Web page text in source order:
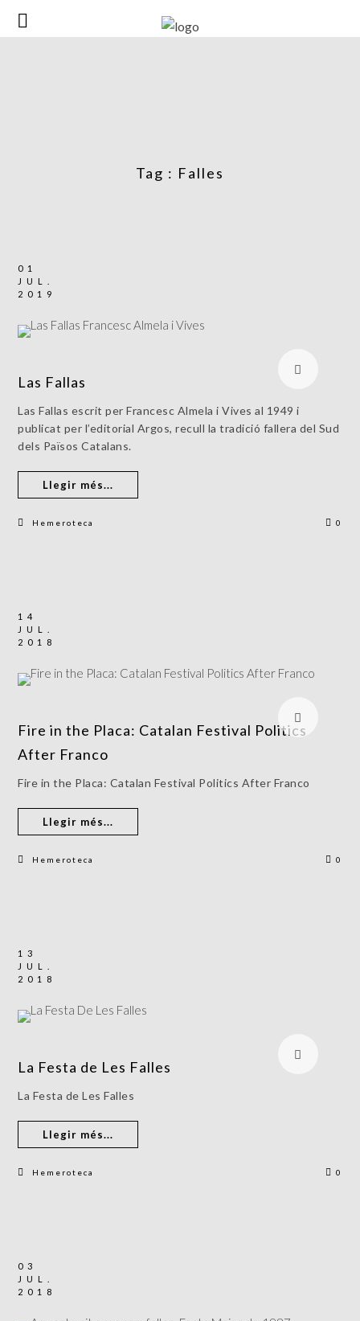
Tag : Falles
01
JUL.
2019
Las Fallas
Las Fallas escrit per Francesc Almela i Vives al 1949 i
publicat per l’editorial Argos, recull la tradició fallera del Sud
dels Països Catalans.
Llegir més...
Hemeroteca 0
14
JUL.
2018
Fire in the Placa: Catalan Festival Politics
After Franco
Fire in the Placa: Catalan Festival Politics After Franco
Llegir més...
Hemeroteca 0
13
JUL.
2018
La Festa de Les Falles
La Festa de Les Falles
Llegir més...
Hemeroteca 0
03
JUL.
2018